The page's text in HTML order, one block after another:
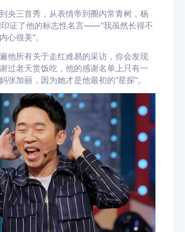
央三首秀，从表情帝到圈内常青树，杨
证了他的标志性名言——“我虽然长得不
心很美”。
他所有关于走红难易的采访，你会发现
过老天赏饭吃，他的感谢名单上只有一
加丽，因为她才是他最初的“星探”。